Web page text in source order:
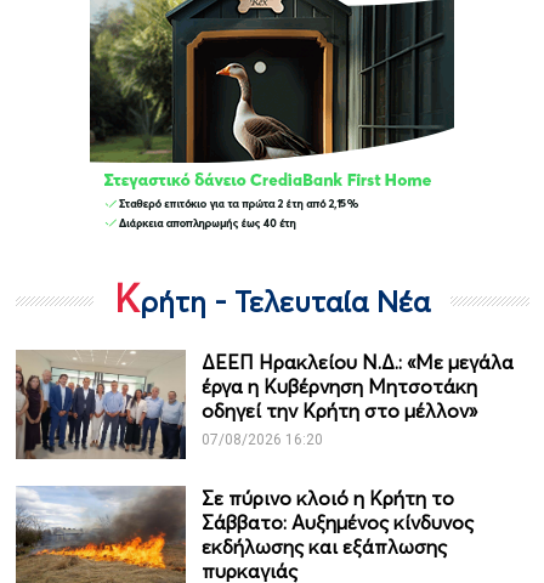
Κρήτη - Τελευταία Νέα
ΔΕΕΠ Ηρακλείου Ν.Δ.: «Με μεγάλα
έργα η Κυβέρνηση Μητσοτάκη
οδηγεί την Κρήτη στο μέλλον»
07/08/2026 16:20
Σε πύρινο κλοιό η Κρήτη το
Σάββατο: Αυξημένος κίνδυνος
εκδήλωσης και εξάπλωσης
πυρκαγιάς